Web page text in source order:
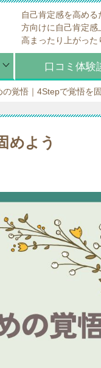
自己肯定感を高め
方向けに自己肯定
高まったり上がった
口コミ体験
覚悟｜4Stepで覚悟を
めよう